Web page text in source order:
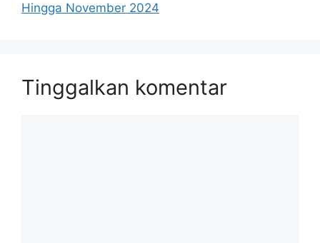
Hingga November 2024
Tinggalkan komentar